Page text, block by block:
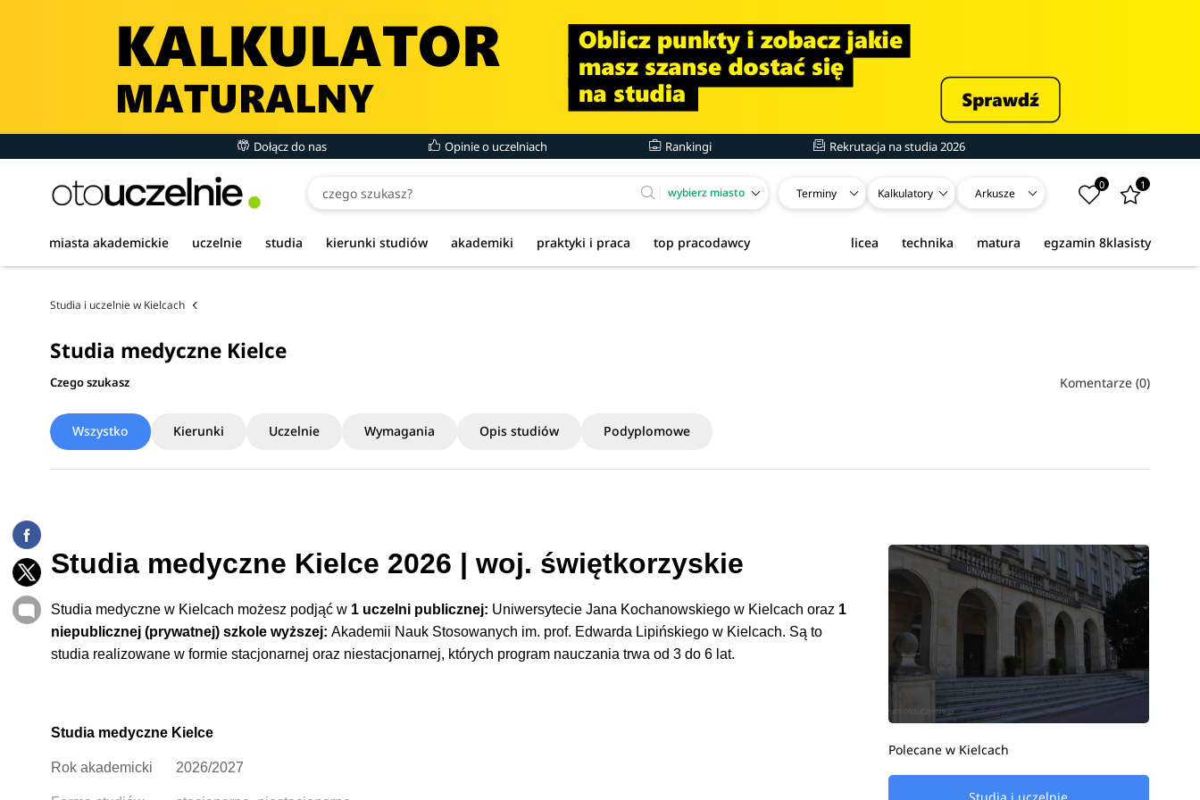
Dołącz do nas Opinie o uczelniach Rankingi Rekrutacja na studia 2026
wybierz miasto Terminy Kalkulatory Arkusze
0 1
miasta akademickie uczelnie studia kierunki studiów akademiki praktyki i praca top pracodawcy egzamin 8klasisty
matura
technika
licea
Studia i uczelnie w Kielcach
Studia medyczne Kielce
Czego szukasz Komentarze (0)
Wszystko Kierunki Uczelnie Wymagania Opis studiów Podyplomowe
Studia medyczne Kielce 2026 | woj. świętkorzyskie
Studia medyczne w Kielcach możesz podjąć w 1 uczelni publicznej: Uniwersytecie Jana Kochanowskiego w Kielcach oraz 1
niepublicznej (prywatnej) szkole wyższej: Akademii Nauk Stosowanych im. prof. Edwarda Lipińskiego w Kielcach. Są to
studia realizowane w formie stacjonarnej oraz niestacjonarnej, których program nauczania trwa od 3 do 6 lat.
Studia medyczne Kielce
Rok akademicki 2026/2027
Polecane w Kielcach